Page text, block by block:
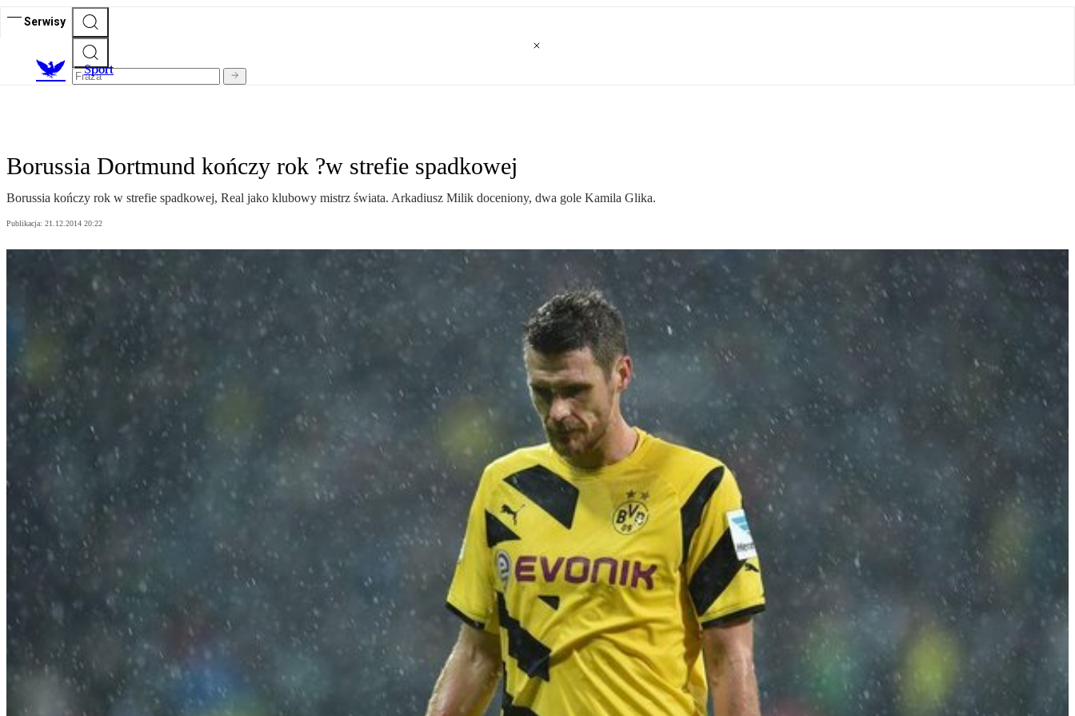
Serwisy
Sport
Borussia Dortmund kończy rok ?w strefie spadkowej
Borussia kończy rok w strefie spadkowej, Real jako klubowy mistrz świata. Arkadiusz Milik doceniony, dwa gole Kamila Glika.
Publikacja: 21.12.2014 20:22